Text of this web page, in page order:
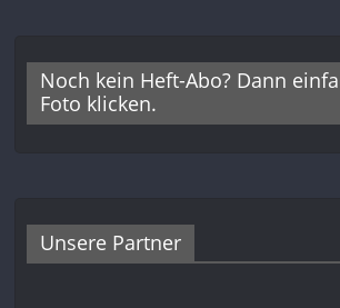
Noch kein Heft-Abo? Dann
Foto klicken.
Unsere Partner